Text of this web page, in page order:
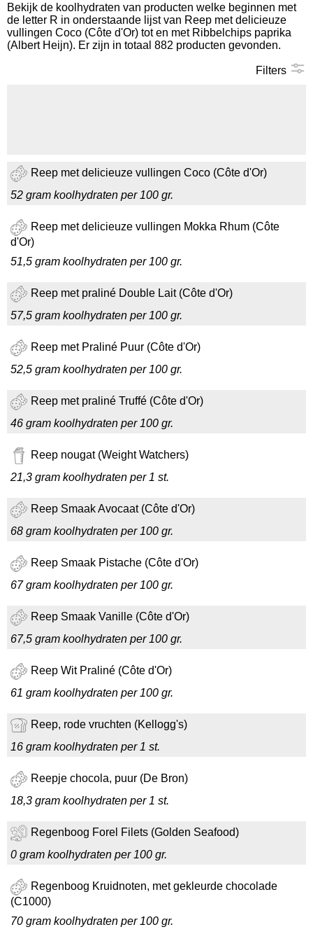
Koolhydraten tellen
Bekijk de koolhydraten van producten welke beginnen met
de letter R in onderstaande lijst van Reep met delicieuze
vullingen Coco (Côte d'Or) tot en met Ribbelchips paprika
(Albert Heijn). Er zijn in totaal 882 producten gevonden.
Filters
Reep met delicieuze vullingen Coco (Côte d'Or)
52 gram koolhydraten per 100 gr.
Reep met delicieuze vullingen Mokka Rhum (Côte
d'Or)
51,5 gram koolhydraten per 100 gr.
Reep met praliné Double Lait (Côte d'Or)
57,5 gram koolhydraten per 100 gr.
Reep met Praliné Puur (Côte d'Or)
52,5 gram koolhydraten per 100 gr.
Reep met praliné Truffé (Côte d'Or)
46 gram koolhydraten per 100 gr.
Reep nougat (Weight Watchers)
21,3 gram koolhydraten per 1 st.
Reep Smaak Avocaat (Côte d'Or)
68 gram koolhydraten per 100 gr.
Reep Smaak Pistache (Côte d'Or)
67 gram koolhydraten per 100 gr.
Reep Smaak Vanille (Côte d'Or)
67,5 gram koolhydraten per 100 gr.
Reep Wit Praliné (Côte d'Or)
61 gram koolhydraten per 100 gr.
Reep, rode vruchten (Kellogg's)
16 gram koolhydraten per 1 st.
Reepje chocola, puur (De Bron)
18,3 gram koolhydraten per 1 st.
Regenboog Forel Filets (Golden Seafood)
0 gram koolhydraten per 100 gr.
Regenboog Kruidnoten, met gekleurde chocolade
(C1000)
70 gram koolhydraten per 100 gr.